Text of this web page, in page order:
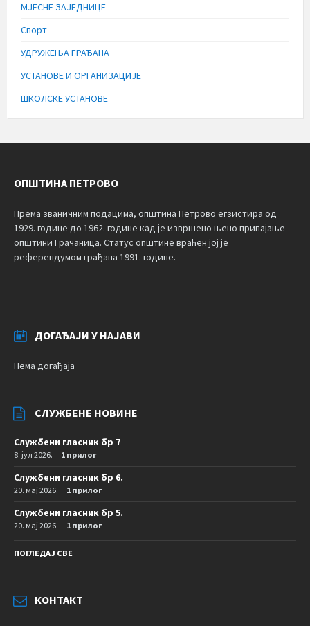
МЈЕСНЕ ЗАЈЕДНИЦЕ
Спорт
УДРУЖЕЊА ГРАЂАНА
УСТАНОВЕ И ОРГАНИЗАЦИЈЕ
ШКОЛСКЕ УСТАНОВЕ
ОПШТИНА ПЕТРОВО
Према званичним подацима, општина Петрово егзистира од
1929. године до 1962. године кад је извршено њено припајање
општини Грачаница. Статус општине враћен јој је
референдумом грађана 1991. године.
ДОГАЂАЈИ У НАЈАВИ
Нема догађаја
СЛУЖБЕНЕ НОВИНЕ
Службени гласник бр 7
8. јул 2026. 1 прилог
Службени гласник бр 6.
20. мај 2026. 1 прилог
Службени гласник бр 5.
20. мај 2026. 1 прилог
ПОГЛЕДАЈ СВЕ
КОНТАКТ